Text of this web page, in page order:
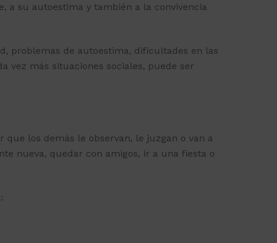
a su autoestima y también a la convivencia
problemas de autoestima, dificultades en las
vez más situaciones sociales, puede ser
que los demás le observan, le juzgan o van a
nueva, quedar con amigos, ir a una fiesta o